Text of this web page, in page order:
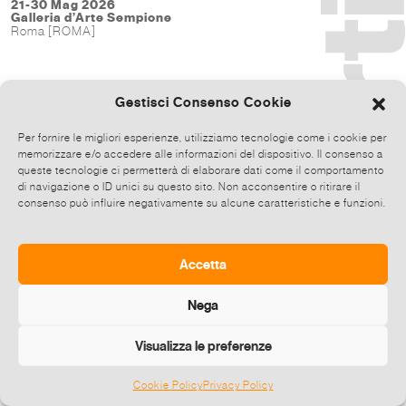
Gestisci Consenso Cookie
Per fornire le migliori esperienze, utilizziamo tecnologie come i cookie per
memorizzare e/o accedere alle informazioni del dispositivo. Il consenso a
queste tecnologie ci permetterà di elaborare dati come il comportamento
di navigazione o ID unici su questo sito. Non acconsentire o ritirare il
consenso può influire negativamente su alcune caratteristiche e funzioni.
Accetta
Nega
Visualizza le preferenze
Cookie PolicyPrivacy Policy
21-30 Mag 2026
Galleria d’Arte Sempione
Roma [ROMA]
©2026 E-zine